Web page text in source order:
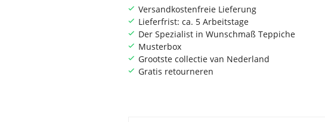
Versandkostenfreie Lieferung
Lieferfrist: ca. 5 Arbeitstage
Der Spezialist in Wunschmaß Teppiche
Musterbox
Grootste collectie van Nederland
Gratis retourneren